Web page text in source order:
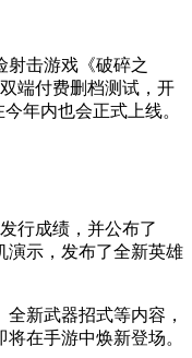
射击游戏《破碎之
端付费删档测试，开
年内也会正式上线。
行成绩，并公布了
演示，发布了全新英雄
新武器招式等内容，
在手游中焕新登场。